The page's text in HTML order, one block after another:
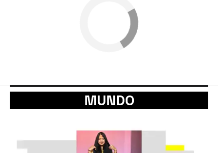
MUNDO